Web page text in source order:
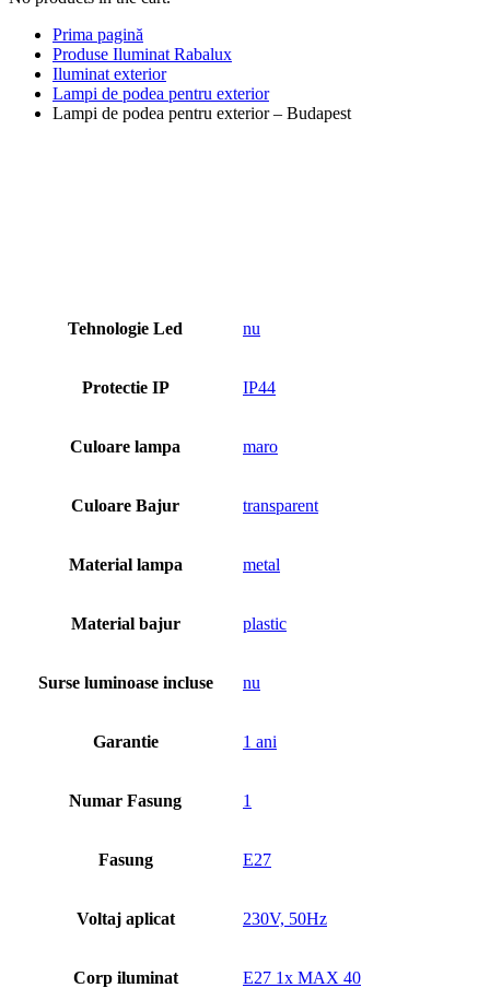
Prima pagină
Produse Iluminat Rabalux
Iluminat exterior
Lampi de podea pentru exterior
Lampi de podea pentru exterior – Budapest
Tehnologie Led nu
Protectie IP IP44
Culoare lampa maro
Culoare Bajur transparent
Material lampa metal
Material bajur plastic
Surse luminoase incluse nu
Garantie 1 ani
Numar Fasung 1
Fasung E27
Voltaj aplicat 230V, 50Hz
Corp iluminat E27 1x MAX 40